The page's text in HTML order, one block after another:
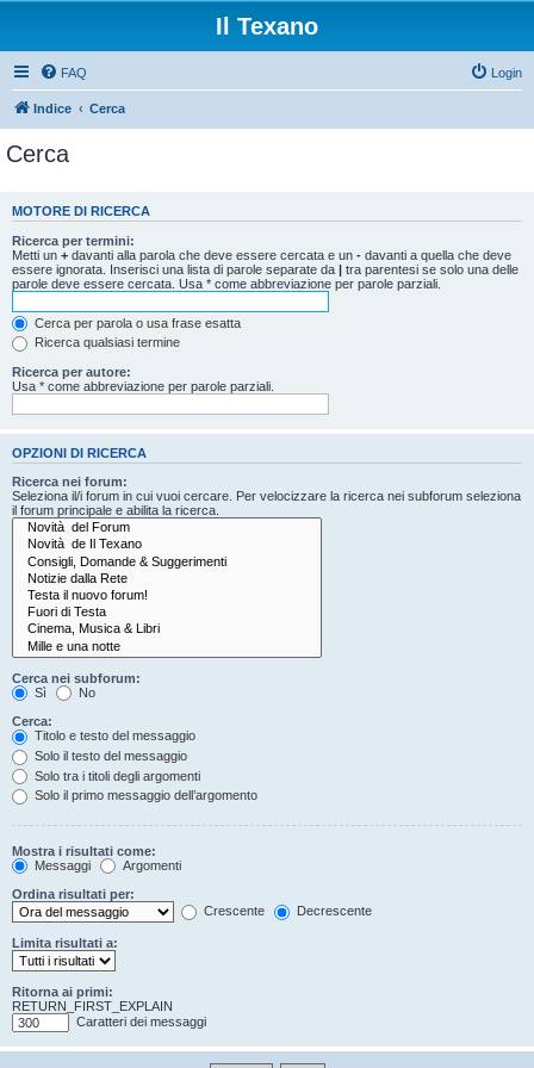
Il Texano
FAQ Login
Indice Cerca
Cerca
MOTORE DI RICERCA
Ricerca per termini:
Metti un + davanti alla parola che deve essere cercata e un - davanti a quella che deve
essere ignorata. Inserisci una lista di parole separate da | tra parentesi se solo una delle
parole deve essere cercata. Usa * come abbreviazione per parole parziali.
Cerca per parola o usa frase esatta
Ricerca qualsiasi termine
Ricerca per autore:
Usa * come abbreviazione per parole parziali.
OPZIONI DI RICERCA
Ricerca nei forum:
Seleziona il/i forum in cui vuoi cercare. Per velocizzare la ricerca nei subforum seleziona
il forum principale e abilita la ricerca.
Cerca nei subforum:
Sì
No
Cerca:
Titolo e testo del messaggio
Solo il testo del messaggio
Solo tra i titoli degli argomenti
Solo il primo messaggio dell’argomento
Mostra i risultati come:
Messaggi
Argomenti
Ordina risultati per:
Crescente
Decrescente
Limita risultati a:
Ritorna ai primi:
RETURN_FIRST_EXPLAIN
Caratteri dei messaggi